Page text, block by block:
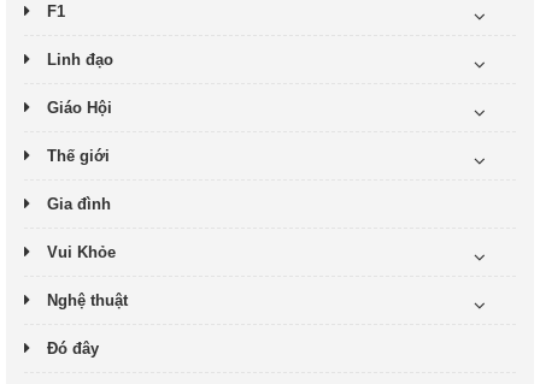
F1
Linh đạo
Giáo Hội
Thế giới
Gia đình
Vui Khỏe
Nghệ thuật
Đó đây